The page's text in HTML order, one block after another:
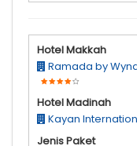
Hotel Makkah
Ramada by
Hotel Madinah
Kayan
Jenis Paket